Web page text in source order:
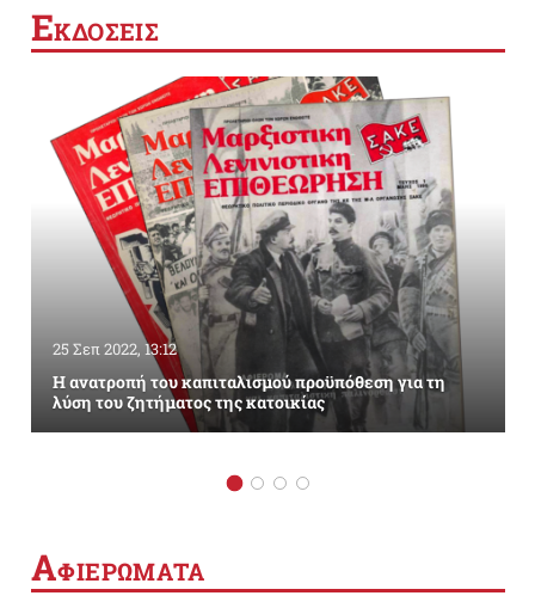
ΕΚΔΟΣΕΙΣ
25 Σεπ 2022, 13:12
Η ανατροπή του καπιταλισμού προϋπόθεση για τη
λύση του ζητήματος της κατοικίας
ΑΦΙΕΡΩΜΑΤΑ